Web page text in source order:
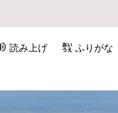
読み上げ ふりがな